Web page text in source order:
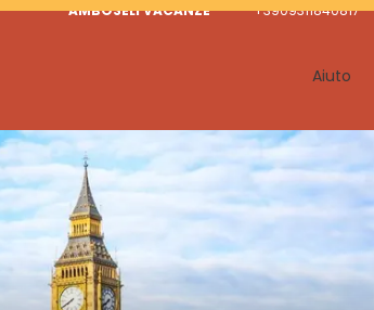
AMBOSELI VACANZE +3909311840817
Aiuto